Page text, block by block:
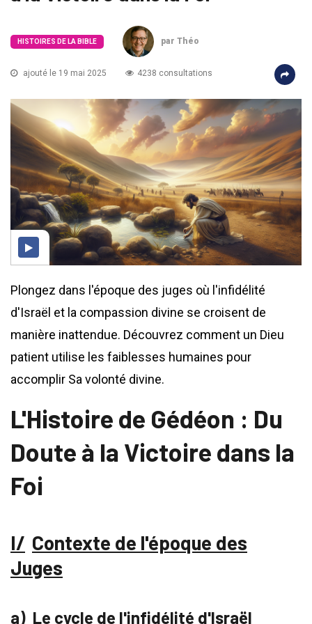
HISTOIRES DE LA BIBLE par Théo
ajouté le 19 mai 2025 4238 consultations
Plongez dans l'époque des juges où l'infidélité
d'Israël et la compassion divine se croisent de
manière inattendue. Découvrez comment un Dieu
patient utilise les faiblesses humaines pour
accomplir Sa volonté divine.
L'Histoire de Gédéon : Du
Doute à la Victoire dans la
Foi
Contexte de l'époque des
Juges
Le cycle de l'infidélité d'Israël